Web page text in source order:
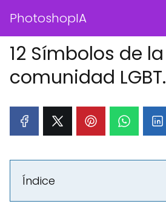
PhotoshopIA
12 Símbolos de la
comunidad LGBT.
Índice